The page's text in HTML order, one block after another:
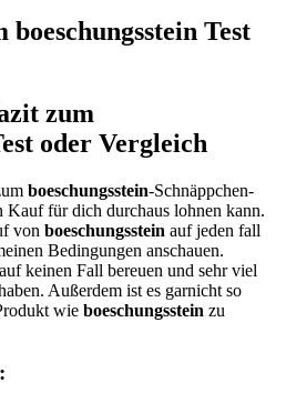
boeschungsstein Test
zum
oder Vergleich
boeschungsstein-Schnäppchen-
Kauf für dich durchaus lohnen kann.
von boeschungsstein auf jeden fall
Bedingungen anschauen.
keinen Fall bereuen und sehr viel
Außerdem ist es garnicht so
wie boeschungsstein zu